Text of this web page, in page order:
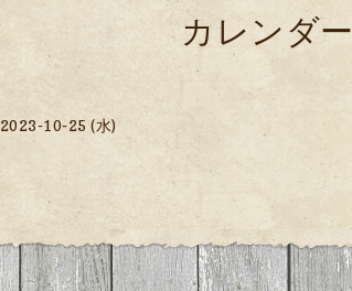
カレンダ
2023-10-25 (水)